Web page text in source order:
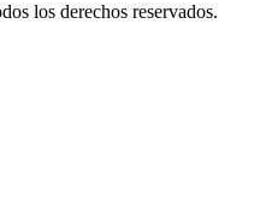
los derechos reservados.